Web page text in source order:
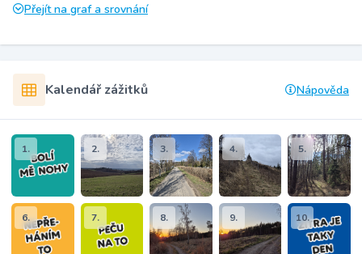
Přejít na graf a srovnání
Kalendář zážitků Nápověda
1. 2. 3. 4. 5.
6. 7. 8. 9. 10.